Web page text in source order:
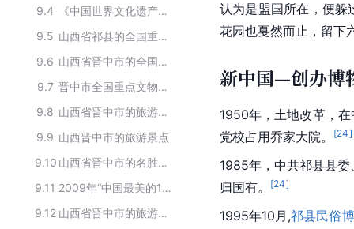
9.4
《中国世界文化遗产预备名单》重设目录
9.5
山西省祁县的全国重点文物保护单位
9.6
山西省晋中市的全国重点文物保护单位
9.7
晋中市全国重点文物保护单位
9.8
山西省晋中市的旅游景区
9.9 山西晋中市的旅游景点
9.10
山西省晋中市的名胜古迹
9.11
2009年“中国最美的10大民居建筑”名单
9.12
山西省晋中市的旅游景点
认为是盟国所在，便躲
花园也戛然而止，留下
新中国—创办博
1950年，土地改革，
党校占用乔家大院。
[24]
1985年，中共祁县县
归国有。
[24]
1995年10月,祁县民俗